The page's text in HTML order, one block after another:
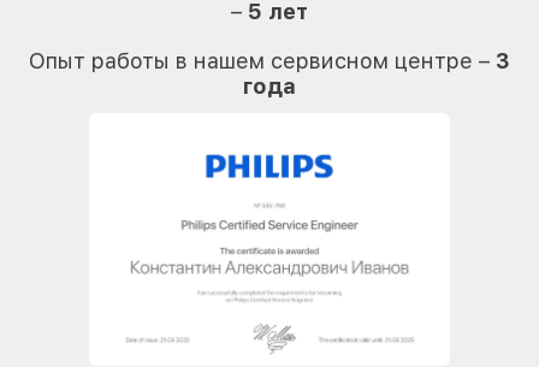
– 5 лет
Опыт работы в нашем сервисном центре – 3
года